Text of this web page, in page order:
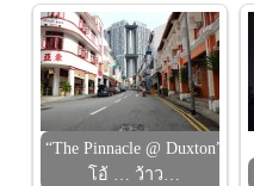
“The Pinnacle @ Duxton”
โอ้ … ว้าว…